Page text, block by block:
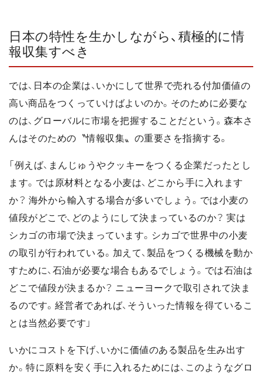
日本の特性を生かしながら、積極的に情
報収集すべき
では、日本の企業は、いかにして世界で売れる付加価値の
高い商品をつくっていけばよいのか。そのために必要な
のは、グローバルに市場を把握することだという。森本さ
んはそのための〝情報収集〟の重要さを指摘する。
「例えば、まんじゅうやクッキーをつくる企業だったとし
ます。では原材料となる小麦は、どこから手に入れます
か？ 海外から輸入する場合が多いでしょう。では小麦の
値段がどこで、どのようにして決まっているのか？ 実は
シカゴの市場で決まっています。シカゴで世界中の小麦
の取引が行われている。加えて、製品をつくる機械を動か
すために、石油が必要な場合もあるでしょう。では石油は
どこで値段が決まるか？ ニューヨークで取引されて決ま
るのです。経営者であれば、そういった情報を得ているこ
とは当然必要です」
いかにコストを下げ、いかに価値のある製品を生み出す
か。特に原料を安く手に入れるためには、このようなグロ